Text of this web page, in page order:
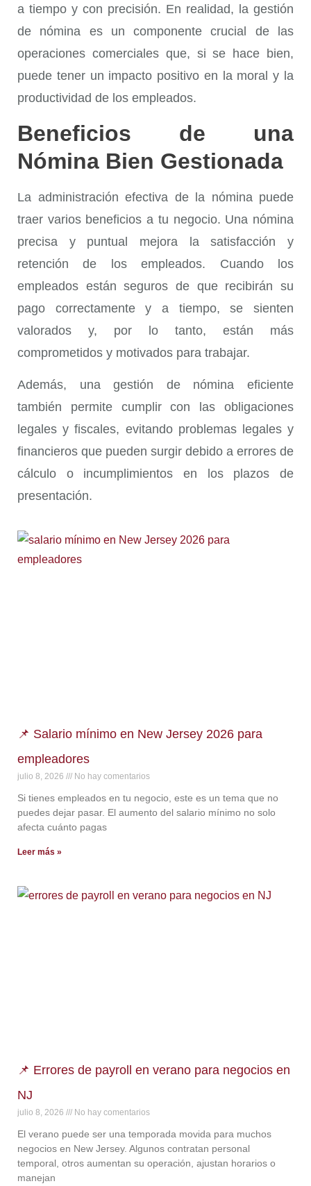
a tiempo y con precisión. En realidad, la gestión
de nómina es un componente crucial de las
operaciones comerciales que, si se hace bien,
puede tener un impacto positivo en la moral y la
productividad de los empleados.
Beneficios de una
Nómina Bien Gestionada
La administración efectiva de la nómina puede
traer varios beneficios a tu negocio. Una nómina
precisa y puntual mejora la satisfacción y
retención de los empleados. Cuando los
empleados están seguros de que recibirán su
pago correctamente y a tiempo, se sienten
valorados y, por lo tanto, están más
comprometidos y motivados para trabajar.
Además, una gestión de nómina eficiente
también permite cumplir con las obligaciones
legales y fiscales, evitando problemas legales y
financieros que pueden surgir debido a errores de
cálculo o incumplimientos en los plazos de
presentación.
📌 Salario mínimo en New Jersey 2026 para
empleadores
julio 8, 2026 No hay comentarios
Si tienes empleados en tu negocio, este es un tema que no
puedes dejar pasar. El aumento del salario mínimo no solo
afecta cuánto pagas
Leer más »
📌 Errores de payroll en verano para negocios en
NJ
julio 8, 2026 No hay comentarios
El verano puede ser una temporada movida para muchos
negocios en New Jersey. Algunos contratan personal
temporal, otros aumentan su operación, ajustan horarios o
manejan